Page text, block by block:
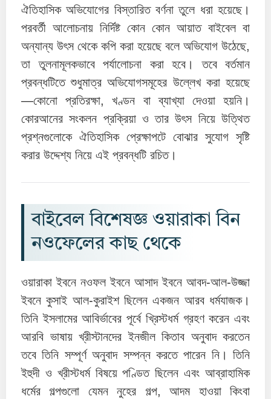
ঐতিহাসিক অভিযোগের বিস্তারিত বর্ণনা তুলে ধরা হয়েছে।
পরবর্তী আলোচনায় নির্দিষ্ট কোন কোন আয়াত বাইবেল বা
অন্যান্য উৎস থেকে কপি করা হয়েছে বলে অভিযোগ উঠেছে,
তা তুলনামূলকভাবে পর্যালোচনা করা হবে। তবে বর্তমান
প্রবন্ধটিতে শুধুমাত্র অভিযোগসমূহের উল্লেখ করা হয়েছে
—কোনো প্রতিরক্ষা, খণ্ডন বা ব্যাখ্যা দেওয়া হয়নি।
কোরআনের সংকলন প্রক্রিয়া ও তার উৎস নিয়ে উত্থিত
প্রশ্নগুলোকে ঐতিহাসিক প্রেক্ষাপটে বোঝার সুযোগ সৃষ্টি
করার উদ্দেশ্য নিয়ে এই প্রবন্ধটি রচিত।
বাইবেল বিশেষজ্ঞ ওয়ারাকা বিন
নওফেলের কাছ থেকে
ওয়ারাকা ইবনে নওফল ইবনে আসাদ ইবনে আবদ-আল-উজ্জা
ইবনে কুসাই আল-কুরাইশ ছিলেন একজন আরব ধর্মযাজক।
তিনি ইসলামের আবির্ভাবের পূর্বে খ্রিস্টধর্ম গ্রহণ করেন এবং
আরবি ভাষায় খ্রীস্টানদের ইনজীল কিতাব অনুবাদ করতেন
তবে তিনি সম্পূর্ণ অনুবাদ সম্পন্ন করতে পারেন নি। তিনি
ইহুদী ও খ্রীস্টধর্ম বিষয়ে পণ্ডিত ছিলেন এবং আব্রাহামিক
ধর্মের গল্পগুলো যেমন নুহের গল্প, আদম হাওয়া কিংবা